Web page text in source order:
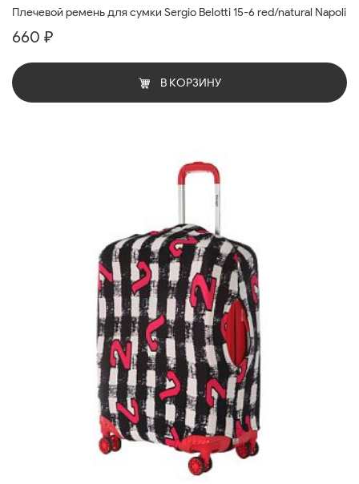
Плечевой ремень для сумки Sergio Belotti 15-6 red/natural Napoli
660 ₽
В КОРЗИНУ